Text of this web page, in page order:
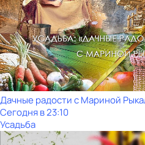
Дачные радости с Мариной
Сегодня в 23:10
Усадьба